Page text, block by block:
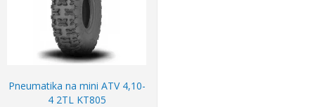
Pneumatika na mini ATV 4,10-
4 2TL KT805